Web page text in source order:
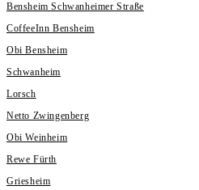
Bensheim Schwanheimer Straße
CoffeeInn Bensheim
Obi Bensheim
Schwanheim
Lorsch
Netto Zwingenberg
Obi Weinheim
Rewe Fürth
Griesheim